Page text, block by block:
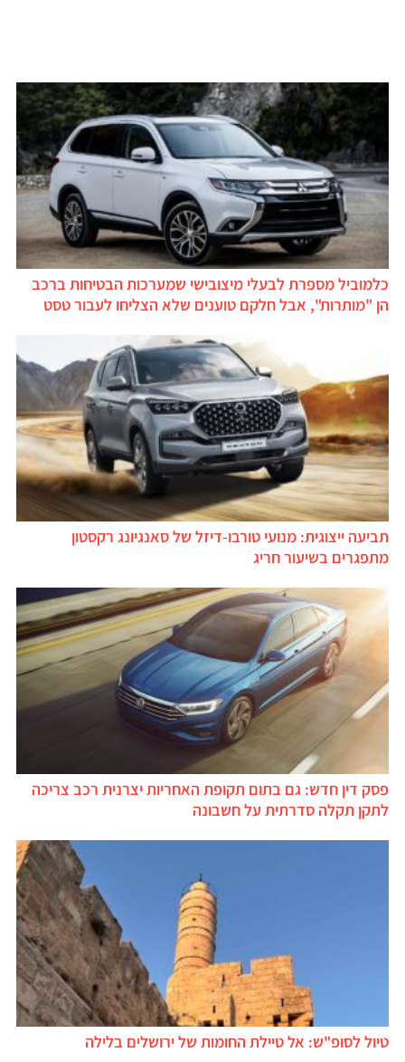
כלמוביל מספרת לבעלי מיצובישי שמערכות הבטיחות ברכב
הן "מותרות", אבל חלקם טוענים שלא הצליחו לעבור טסט
תביעה ייצוגית: מנועי טורבו-דיזל של סאנגיונג רקסטון
מתפגרים בשיעור חריג
פסק דין חדש: גם בתום תקופת האחריות יצרנית רכב צריכה
לתקן תקלה סדרתית על חשבונה
טיול לסופ"ש: אל טיילת החומות של ירושלים בלילה